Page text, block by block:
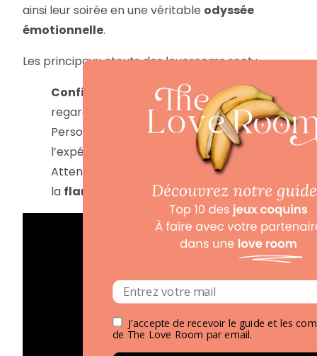
ainsi leur soirée en une véritable odyssée
émotionnelle.
Les principaux atouts des loverooms sont :
Confidentialité
etintimité à l’abri des
regards.
Personnalisation etpassionau cœur de
l’expérience.
Attentions et services conçus pour raviver
la flamme
J'accepte de recevoir le guide et les
de The Love Room par email.